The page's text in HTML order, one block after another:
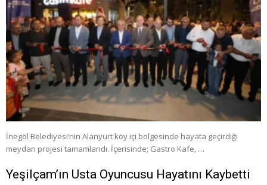
İnegöl Belediyesi’nin Alanyurt köy içi bölgesinde hayata geçirdiği
meydan projesi tamamlandı. İçerisinde; Gastro Kafe, …
Yeşilçam’ın Usta Oyuncusu Hayatını Kaybetti